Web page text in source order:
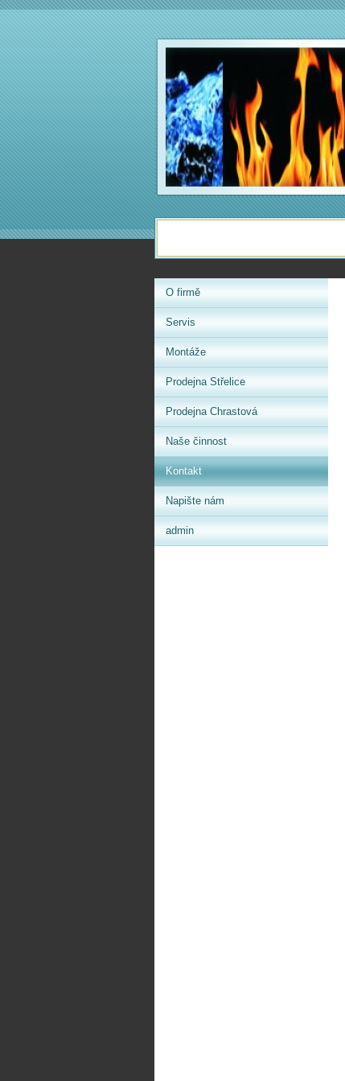
O firmě
Servis
Montáže
Prodejna Střelice
Prodejna Chrastová
Naše činnost
Kontakt
Napište nám
admin